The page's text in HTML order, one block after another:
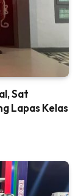
Sat
Lapas Kelas